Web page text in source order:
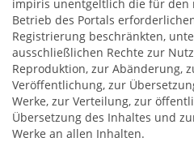
impiris unentgeltlich die für den
Betrieb des Portals
Registrierung beschränkten,
ausschließlichen Rechte zur
Reproduktion, zur Abänderung,
Veröffentlichung, zur
Werke, zur Verteilung, zur
Übersetzung des Inhaltes und
Werke an allen Inhalten.